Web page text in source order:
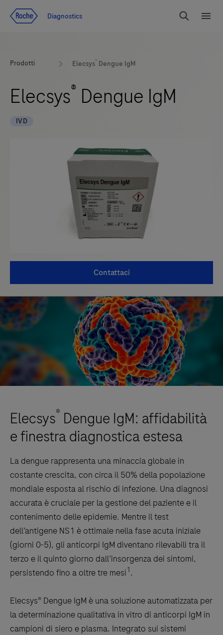
Diagnostics
Search
Prodotti Elecsys® Dengue IgM
Elecsys® Dengue IgM
IVD
Contattaci
Elecsys® Dengue IgM: affidabilità
e finestra diagnostica estesa
La dengue rappresenta una minaccia globale in
costante crescita, con circa il 50% della popolazione
mondiale esposta al rischio di infezione. Una diagnosi
accurata è cruciale per la gestione del paziente e il
contenimento delle epidemie. Mentre il test
dell’antigene NS1 è ottimale nella fase acuta iniziale
(giorni 0-5), gli anticorpi IgM diventano rilevabili tra il
terzo e il quinto giorno dall’insorgenza dei sintomi,
persistendo fino a oltre tre mesi1.
Elecsys® Dengue IgM è una soluzione automatizzata per
la determinazione qualitativa in vitro di anticorpi IgM in
campioni di siero e plasma. Integrato sui sistemi